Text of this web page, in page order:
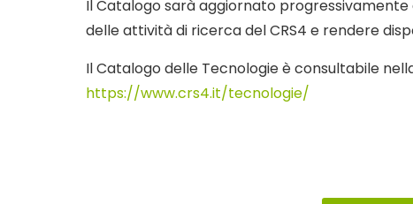
Il Catalogo sarà aggiornato
delle attività di ricerca del CRS4 e rendere
Il Catalogo delle Tecnologie è consultabile
https://www.crs4.it/tecnologie/